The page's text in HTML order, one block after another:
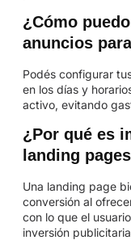
¿Cómo
anuncios
Podés configurar
en los días y
activo, evitando
¿Por qué es
landing
Una landing page
conversión al
con lo que el
inversión